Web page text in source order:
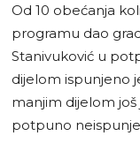
Od 10 obećanja
programu dao
Stanivuković u
dijelom ispunjeno
manjim dijelom
potpuno